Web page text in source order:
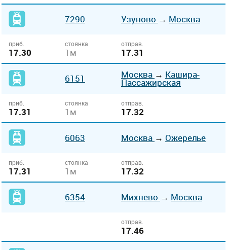
7290 Узуново → Москва
приб.
17.30
стоянка
1м
отправ.
17.31
6151 Москва → Кашира-
Пассажирская
приб.
17.31
стоянка
1м
отправ.
17.32
6063 Москва → Ожерелье
приб.
17.31
стоянка
1м
отправ.
17.32
6354 Михнево → Москва
отправ.
17.46